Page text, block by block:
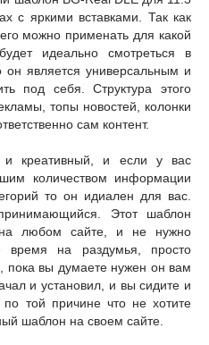
с яркими вставками. Так как
можно применать для какой
идеально смотреться в
является универсальным и
под себя. Структура этого
топы новостей, колонки
сам контент.
и креативный, и если у вас
количеством информации
то он идиален для вас.
Этот шаблон
на любом сайте, и не нужно
время на раздумья, просто
пока вы думаете нужен он вам
и установил, и вы сидите и
той причине что не хотите
шаблон на своем сайте.